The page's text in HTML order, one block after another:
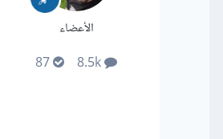
الأعضاء